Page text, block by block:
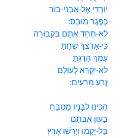
יורְדֵי אֶל-אַבְנֵי-בור
כְּפֶגֶר מוּבָס:
לא-תֵחַד אִתָּם בִּקְבוּרָה
כִּי-אַרְצְךָ שִׁחַתָּ
עַמְּךָ הָרָגְתָּ
לא-יִקָּרֵא לְעולָם
זֶרַע מְרֵעִים:
הָכִינוּ לְבָנָיו מַטְבֵּחַ
בַּעֲון אֲבתָם
בַּל-יָקֻמוּ וְיָרְשׁוּ אָרֶץ